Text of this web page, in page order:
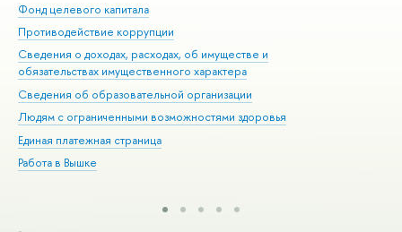
Фонд целевого капитала
Противодействие коррупции
Сведения о доходах, расходах, об имуществе и
обязательствах имущественного характера
Сведения об образовательной организации
Людям с ограниченными возможностями здоровья
Единая платежная страница
Работа в Вышке